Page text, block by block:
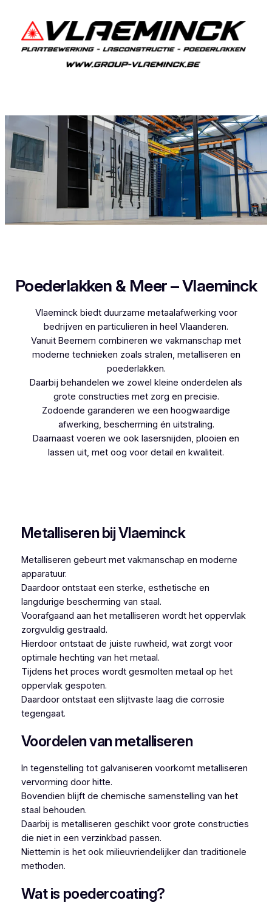
Poederlakken & Meer – Vlaeminck
Vlaeminck biedt duurzame metaalafwerking voor
bedrijven en particulieren in heel Vlaanderen.
Vanuit Beernem combineren we vakmanschap met
moderne technieken zoals stralen, metalliseren en
poederlakken.
Daarbij behandelen we zowel kleine onderdelen als
grote constructies met zorg en precisie.
Zodoende garanderen we een hoogwaardige
afwerking, bescherming én uitstraling.
Daarnaast voeren we ook lasersnijden, plooien en
lassen uit, met oog voor detail en kwaliteit.
Metalliseren bij Vlaeminck
Metalliseren gebeurt met vakmanschap en moderne
apparatuur.
Daardoor ontstaat een sterke, esthetische en
langdurige bescherming van staal.
Voorafgaand aan het metalliseren wordt het oppervlak
zorgvuldig gestraald.
Hierdoor ontstaat de juiste ruwheid, wat zorgt voor
optimale hechting van het metaal.
Tijdens het proces wordt gesmolten metaal op het
oppervlak gespoten.
Daardoor ontstaat een slijtvaste laag die corrosie
tegengaat.
Voordelen van metalliseren
In tegenstelling tot galvaniseren voorkomt metalliseren
vervorming door hitte.
Bovendien blijft de chemische samenstelling van het
staal behouden.
Daarbij is metalliseren geschikt voor grote constructies
die niet in een verzinkbad passen.
Niettemin is het ook milieuvriendelijker dan traditionele
methoden.
Wat is poedercoating?